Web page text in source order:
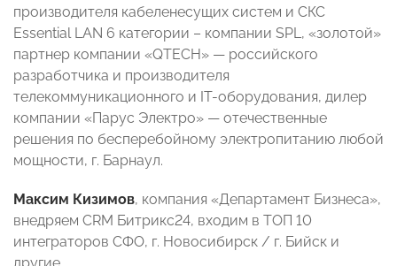
производителя кабеленесущих систем и СКС
Essential LAN 6 категории – компании SPL, «золотой»
партнер компании «QTECH» — российского
разработчика и производителя
телекоммуникационного и IT-оборудования, дилер
компании «Парус Электро» — отечественные
решения по бесперебойному электропитанию любой
мощности, г. Барнаул.
Максим Кизимов, компания «Департамент Бизнеса»,
внедряем CRM Битрикс24, входим в ТОП 10
интеграторов СФО, г. Новосибирск / г. Бийск и